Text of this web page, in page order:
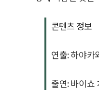
콘텐츠 정보
연출: 하야카
출연: 바이쇼